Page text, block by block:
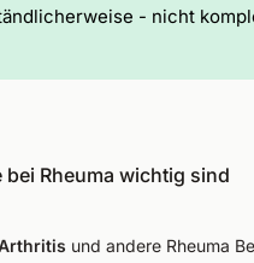
- nicht
bei Rheuma wichtig sind
und andere Rheuma